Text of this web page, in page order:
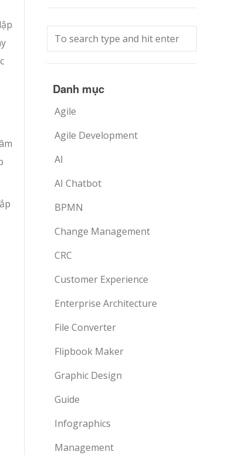
Danh mục
Agile
Agile Development
AI
AI Chatbot
BPMN
Change Management
CRC
Customer Experience
Enterprise Architecture
File Converter
Flipbook Maker
Graphic Design
Guide
Infographics
Management